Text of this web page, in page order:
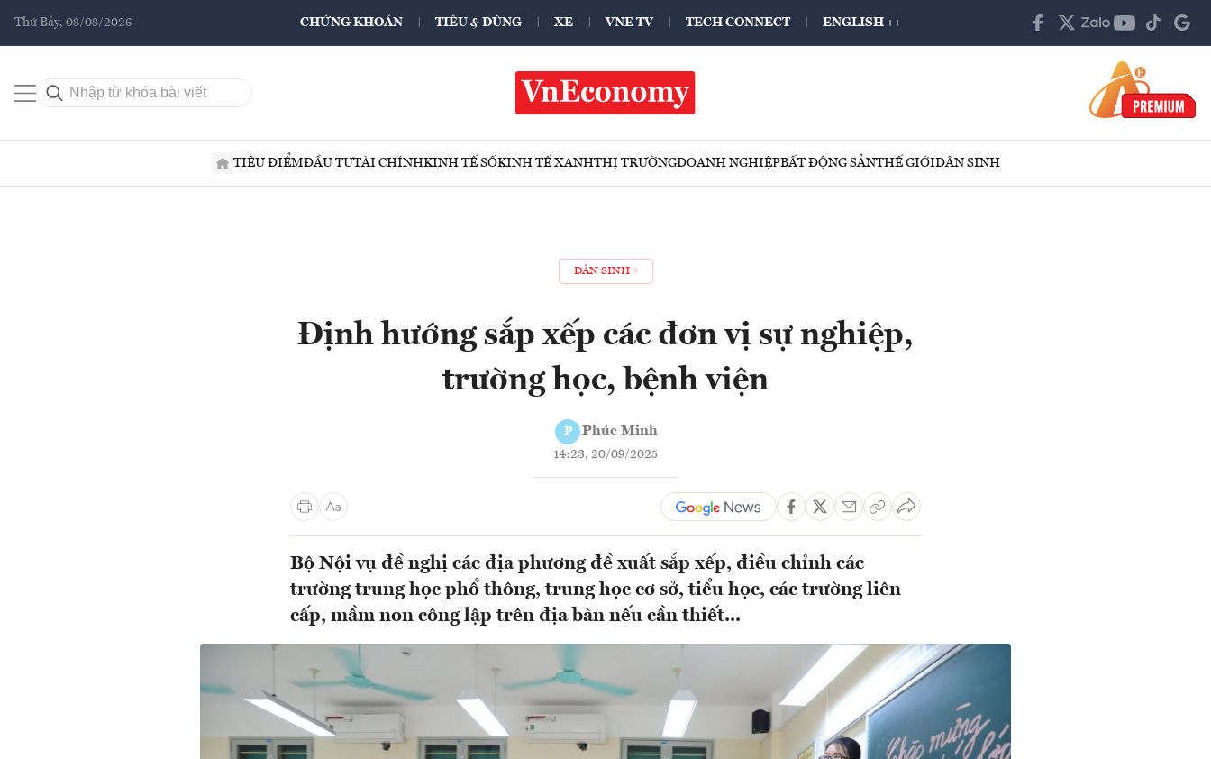
Thứ Bảy, 08/08/2026 CHỨNG KHOÁN TIÊU & DÙNG XE VNE TV TECH CONNECT ENGLISH ++
TIÊU ĐIỂMĐẦU TƯTÀI CHÍNHKINH TẾ SỐKINH TẾ XANHTHỊ TRƯỜNGDOANH NGHIỆPBẤT ĐỘNG SẢNTHẾ GIỚIDÂN SINH
DÂN SINH
Định hướng sắp xếp các đơn vị sự nghiệp,
trường học, bệnh viện
P Phúc Minh
14:23, 20/09/2025
Bộ Nội vụ đề nghị các địa phương đề xuất sắp xếp, điều chỉnh các
trường trung học phổ thông, trung học cơ sở, tiểu học, các trường liên
cấp, mầm non công lập trên địa bàn nếu cần thiết...